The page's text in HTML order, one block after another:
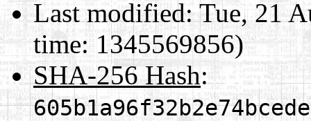
Last modified:Tue, 21
time: 1345569856)
SHA-256 Hash: